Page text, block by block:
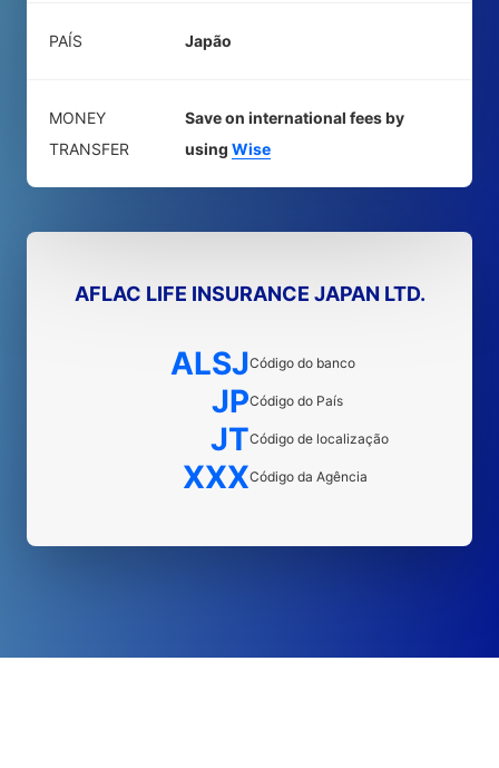
PAÍS Japão
MONEY
TRANSFER
Save on international fees by
using Wise
AFLAC LIFE INSURANCE JAPAN LTD.
ALSJCódigo do banco
JPCódigo do País
JTCódigo de localização
XXXCódigo da Agência